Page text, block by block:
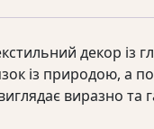
декор із
із природою, а
виразно та